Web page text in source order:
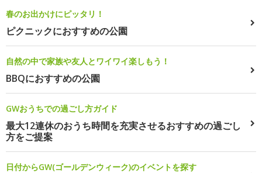
春のお出かけにピッタリ！
ピクニックにおすすめの公園
自然の中で家族や友人とワイワイ楽しもう！
BBQにおすすめの公園
GWおうちでの過ごし方ガイド
最大12連休のおうち時間を充実させるおすすめの過ごし
方をご提案
日付からGW(ゴールデンウィーク)のイベントを探す